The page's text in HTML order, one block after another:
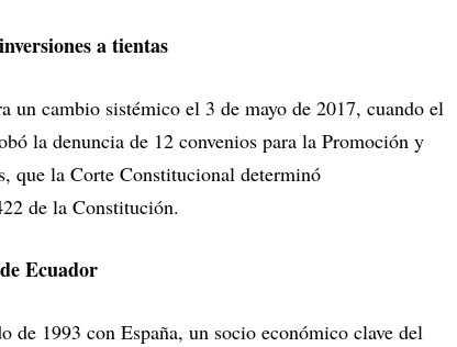
a tientas
un cambio sistémico el 3 de mayo de 2017, cuando el
la denuncia de 12 convenios para la Promoción y
que la Corte Constitucional determinó
de la Constitución.
Ecuador
de 1993 con España, un socio económico clave del